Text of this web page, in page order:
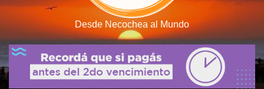
Desde Necochea al Mundo